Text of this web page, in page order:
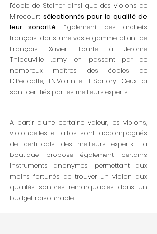
A partir d’une certaine valeur, les violons,
violoncelles et altos sont accompagnés
de certificats des meilleurs experts. La
boutique propose également certains
instruments anonymes, permettant aux
moins fortunés de trouver un violon aux
qualités sonores remarquables dans un
budget raisonnable.
l’école de Stainer ainsi que des violons de
Mirecourtsélectionnés pour la qualité de
leur sonorité. Egalement, des archets
français, dans une vaste gamme allant de
François Xavier Tourte à Jerome
Thibouville Lamy, en passant par de
nombreux maîtres des écoles de
D.Peccatte, FN.Voirin et E.Sartory. Ceux ci
sont certifiés par les meilleurs experts.